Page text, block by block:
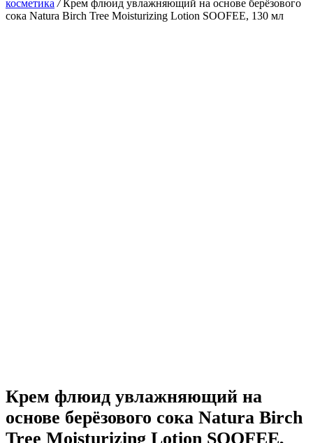
косметика / Крем флюид увлажняющий на основе берёзового
сока Natura Birch Tree Moisturizing Lotion SOOFEE, 130 мл
Крем флюид увлажняющий на
основе берёзового сока Natura Birch
Tree Moisturizing Lotion SOOFEE,